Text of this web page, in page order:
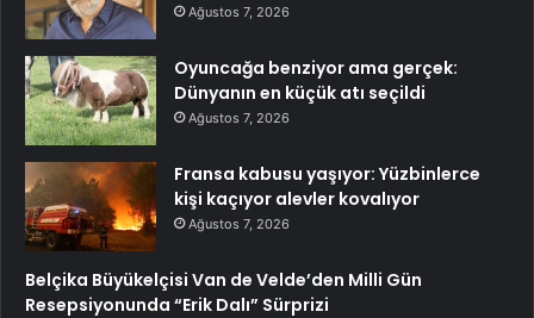
Ağustos 7, 2026
Oyuncağa benziyor ama gerçek:
Dünyanın en küçük atı seçildi
Ağustos 7, 2026
Fransa kabusu yaşıyor: Yüzbinlerce
kişi kaçıyor alevler kovalıyor
Ağustos 7, 2026
Belçika Büyükelçisi Van de Velde’den Milli Gün
Resepsiyonunda “Erik Dalı” Sürprizi